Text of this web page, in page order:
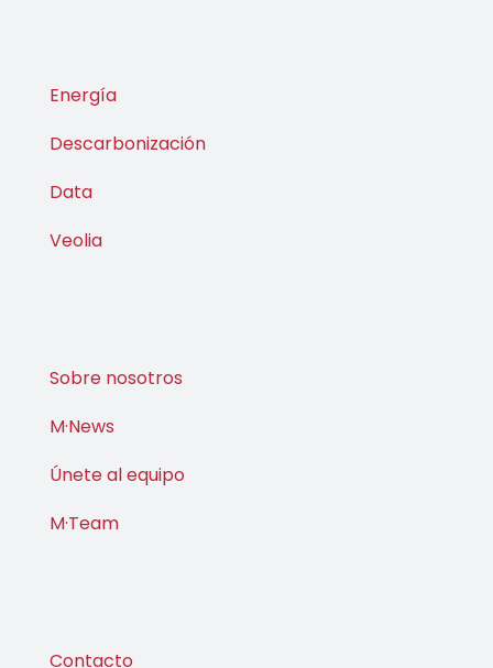
Energía
Descarbonización
Data
Veolia
Sobre nosotros
M·News
Únete al equipo
M·Team
Contacto